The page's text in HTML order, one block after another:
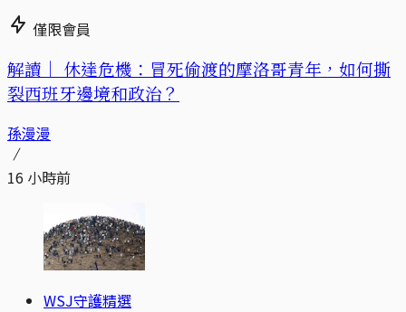
僅限會員
解讀｜ 休達危機：冒死偷渡的摩洛哥青年，如何撕
裂西班牙邊境和政治？
孫漫漫
16 小時前
WSJ守護精選